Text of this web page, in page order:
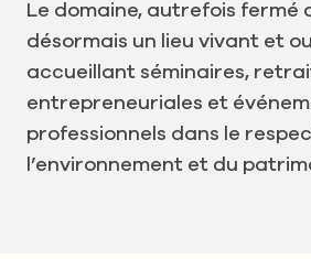
Le domaine, autrefois fermé
désormais un lieu vivant et
accueillant séminaires,
entrepreneuriales et
professionnels dans le
l’environnement et du